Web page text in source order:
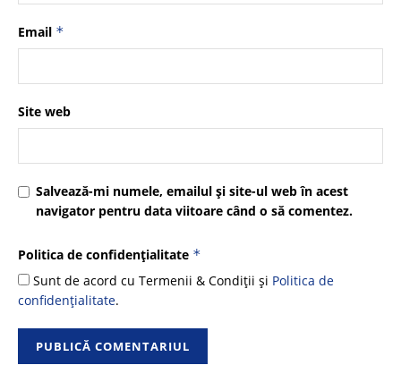
Email *
Site web
Salvează-mi numele, emailul și site-ul web în acest
navigator pentru data viitoare când o să comentez.
Politica de confidențialitate *
Sunt de acord cu Termenii & Condiții și Politica de
confidențialitate.